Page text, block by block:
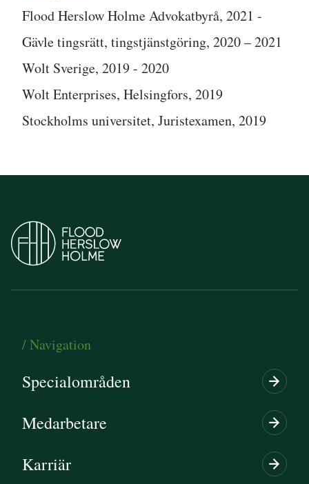
Flood Herslow Holme Advokatbyrå, 2021 -
Gävle tingsrätt, tingstjänstgöring, 2020 – 2021
Wolt Sverige, 2019 - 2020
Wolt Enterprises, Helsingfors, 2019
Stockholms universitet, Juristexamen, 2019
/ Navigation
Specialområden
Medarbetare
Karriär